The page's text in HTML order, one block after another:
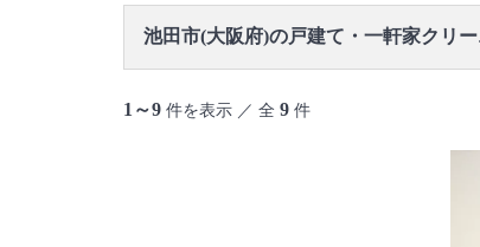
池田市(大阪府)の戸建て・一軒家クリ
1～9 件を表示 ／ 全 9 件